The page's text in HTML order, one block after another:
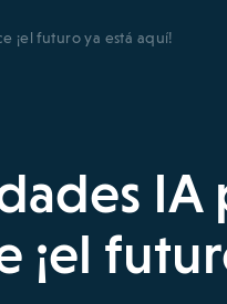
¡el futuro ya está aquí!
IA
¡el